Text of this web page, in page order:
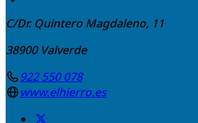
C/Dr. Quintero Magdaleno, 11
38900 Valverde
922 550 078
www.elhierro.es